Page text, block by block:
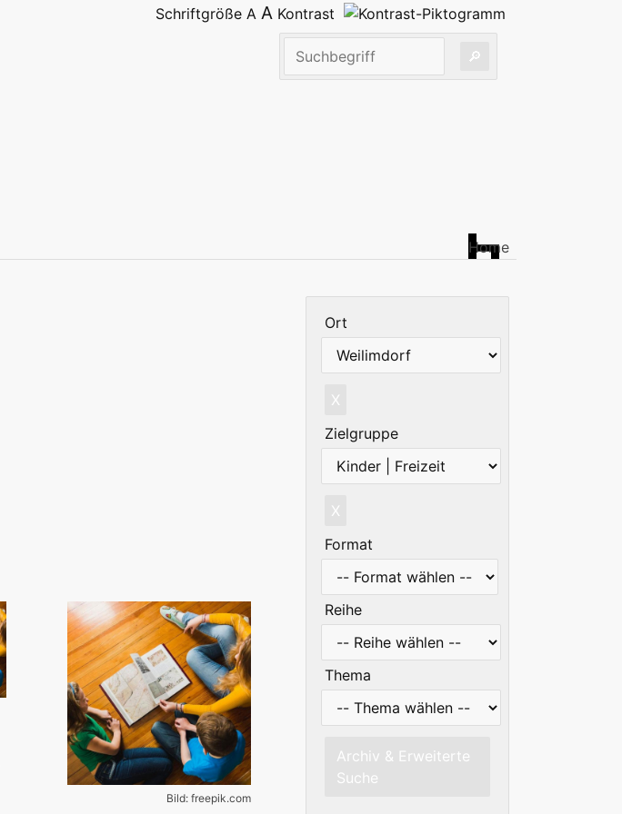
Schriftgröße A A Kontrast
Home
Ort
X
Zielgruppe
X
Format
Reihe
Thema
Archiv & Erweiterte
Suche
Bild: freepik.com